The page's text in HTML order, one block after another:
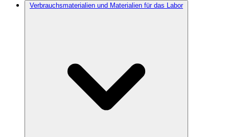
Verbrauchsmaterialien und Materialien für das Labor